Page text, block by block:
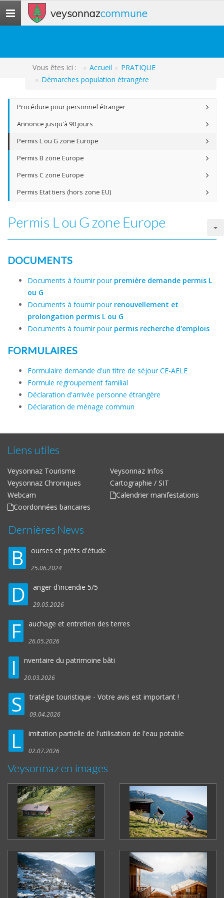
Toggle
navigation
veysonnazcommune
Vous êtes ici : Accueil
PRATIQUE
Démarches population étrangère
Procédure pour personnel étranger
Annonce jusqu'à 90 jours
Permis L ou G zone Europe
Permis B zone Europe
Permis C zone Europe
Permis Etat tiers (hors zone EU)
Permis L ou G zone Europe
DOCUMENTS
Documents à fournir pour première demande permis L
ou G
Documents à fournir pour renouvellement et
prolongation permis L ou G
Documents à fournir pour permis recherche d'emplois
FORMULAIRES
Formulaire demande d'un titre de séjour CE-AELE
Formule regroupement familial
Déclaration d'arrivée personne étrangère
Déclaration de ménage commun
Liens utiles
Veysonnaz Tourisme
Veysonnaz Infos
Veysonnaz Chroniques
Cartographie / SIT
Webcam
Calendrier manifestations
Coordonnées bancaires
Dernières News
B ourses et prêts d'étude
25.06.2024
D anger d'incendie 5/5
29.05.2026
F auchage et entretien des terres
26.05.2026
I nventaire du patrimoine bâti
20.03.2026
S tratégie touristique - Votre avis est important !
09.04.2026
L imitation partielle de l'utilisation de l'eau potable
02.07.2026
Veysonnaz en images